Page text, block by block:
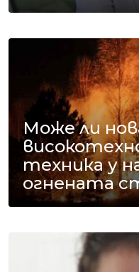
Може ли
техника у
огнената